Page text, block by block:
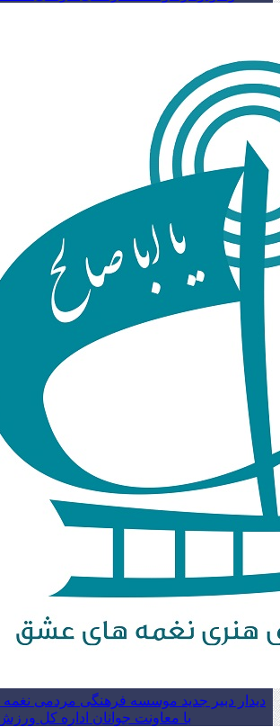
دیدار دبیر جدید موسسه فرهنگی مردمی
با معاونت جوانان اداره کل